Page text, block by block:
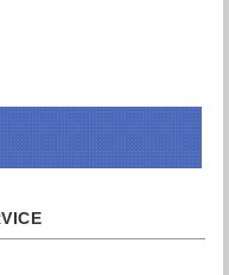
歩2分
ましたが、駅近のス
ました！